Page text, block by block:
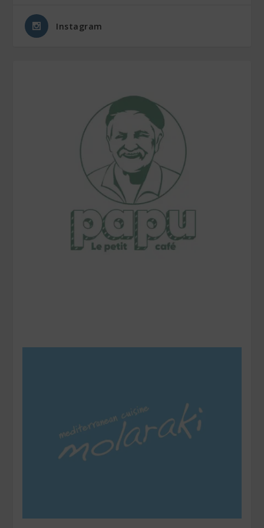
Instagram